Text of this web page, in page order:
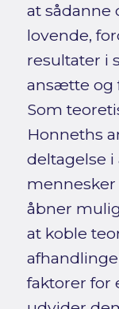
at
lovende,
resultater i
ansætte og
Som
Honneths
deltagelse
mennesker
åbner
at koble
faktorer for